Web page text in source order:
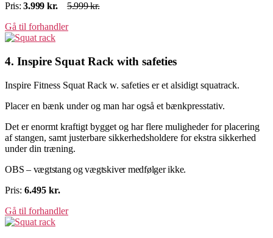
Pris:3.999 kr.
5.999 kr.
Gå til forhandler
4. Inspire Squat Rack with safeties
Inspire Fitness Squat Rack w. safeties er et alsidigt squatrack.
Placer en bænk under og man har også et bænkpresstativ.
Det er enormt kraftigt bygget og har flere muligheder for placering
af stangen, samt justerbare sikkerhedsholdere for ekstra sikkerhed
under din træning.
OBS – vægtstang og vægtskiver medfølger ikke.
Pris: 6.495 kr.
Gå til forhandler